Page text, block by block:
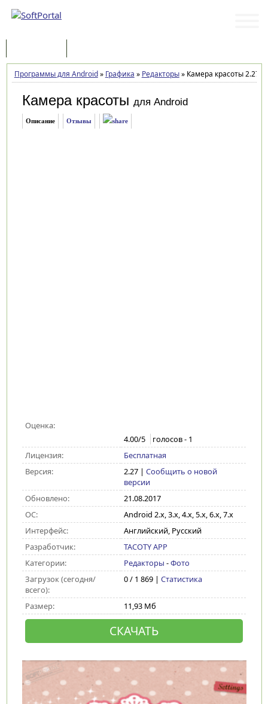
Программы для Android» Графика » Редакторы»Камера красоты 2.27
Камера красоты для Android
Описание Отзывы
Оценка:
4.00/5 голосов - 1
Лицензия:
Бесплатная
Версия:
2.27| Сообщить о новой
версии
Обновлено:
21.08.2017
ОС:
Android 2.x, 3.x, 4.x, 5.x, 6.x, 7.x
Интерфейс:
Английский, Русский
Разработчик:
TACOTY APP
Категории:
Редакторы -Фото
Загрузок (сегодня/
всего):
0 / 1 869 | Статистика
Размер: 11,93 Мб
СКАЧАТЬ